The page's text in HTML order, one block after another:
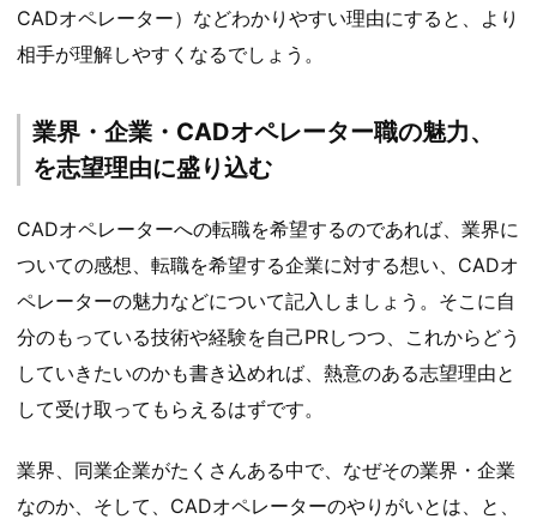
CADオペレーター）などわかりやすい理由にすると、より
相手が理解しやすくなるでしょう。
業界・企業・CADオペレーター職の魅力、
を志望理由に盛り込む
CADオペレーターへの転職を希望するのであれば、業界に
ついての感想、転職を希望する企業に対する想い、CADオ
ペレーターの魅力などについて記入しましょう。そこに自
分のもっている技術や経験を自己PRしつつ、これからどう
していきたいのかも書き込めれば、熱意のある志望理由と
して受け取ってもらえるはずです。
業界、同業企業がたくさんある中で、なぜその業界・企業
なのか、そして、CADオペレーターのやりがいとは、と、